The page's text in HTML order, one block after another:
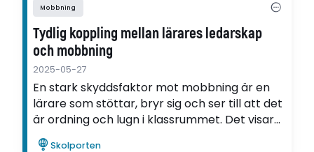
Mobbning
Tydlig koppling mellan lärares ledarskap
och mobbning
2025-05-27
En stark skyddsfaktor mot mobbning är en
lärare som stöttar, bryr sig och ser till att det
är ordning och lugn i klassrummet. Det visar
Björn Kloos forskning.
Skolporten